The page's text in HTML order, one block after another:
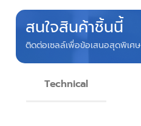
สนใจสินค้าชิ้นนี้
ติดต่อเซลล์เพื่อข้อเสนอสุดพิเศษ
Technical